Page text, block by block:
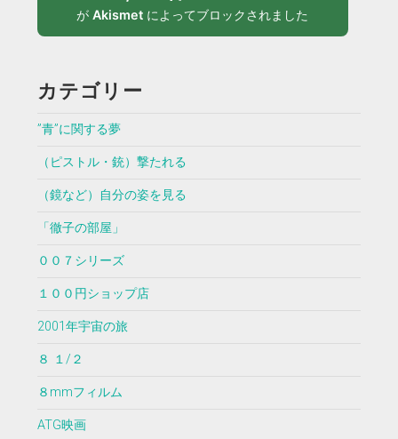
がAkismet によってブロックされました
カテゴリー
”青”に関する夢
（ピストル・銃）撃たれる
（鏡など）自分の姿を見る
「徹子の部屋」
００７シリーズ
１００円ショップ店
2001年宇宙の旅
８ １/２
８mmフィルム
ATG映画